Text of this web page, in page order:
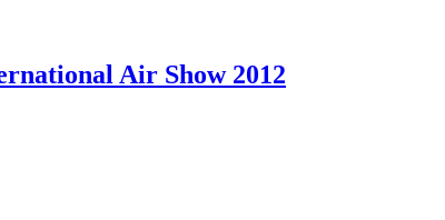
Air Show 2012